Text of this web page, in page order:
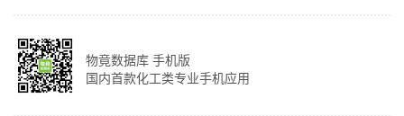
物竟数据库 手机版
国内首款化工类专业手机应用